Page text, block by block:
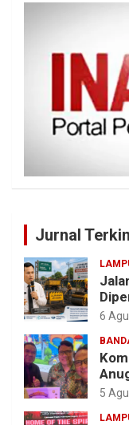
Jurnal
6
5